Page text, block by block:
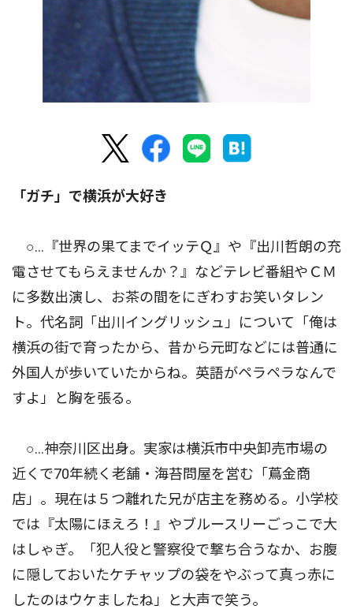
「ガチ」で横浜が大好き
○…『世界の果てまでイッテＱ』や『出川哲朗の充
電させてもらえませんか？』などテレビ番組やＣＭ
に多数出演し、お茶の間をにぎわすお笑いタレン
ト。代名詞「出川イングリッシュ」について「俺は
横浜の街で育ったから、昔から元町などには普通に
外国人が歩いていたからね。英語がペラペラなんで
すよ」と胸を張る。
○…神奈川区出身。実家は横浜市中央卸売市場の
近くで70年続く老舗・海苔問屋を営む「蔦金商
店」。現在は５つ離れた兄が店主を務める。小学校
では『太陽にほえろ！』やブルースリーごっこで大
はしゃぎ。「犯人役と警察役で撃ち合うなか、お腹
に隠しておいたケチャップの袋をやぶって真っ赤に
したのはウケましたね」と大声で笑う。